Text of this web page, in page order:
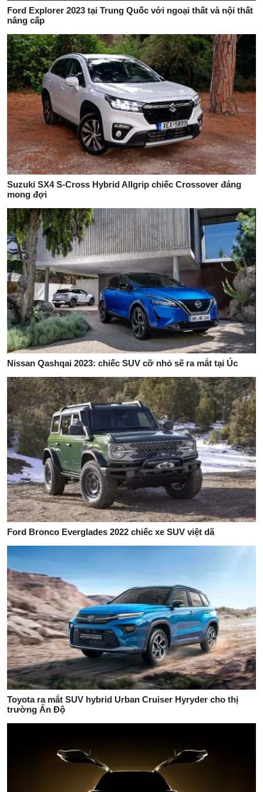
Ford Explorer 2023 tại Trung Quốc với ngoại thất và nội thất
nâng cấp
Suzuki SX4 S-Cross Hybrid Allgrip chiếc Crossover đáng
mong đợi
Nissan Qashqai 2023: chiếc SUV cỡ nhỏ sẽ ra mắt tại Úc
Ford Bronco Everglades 2022 chiếc xe SUV việt dã
Toyota ra mắt SUV hybrid Urban Cruiser Hyryder cho thị
trường Ấn Độ